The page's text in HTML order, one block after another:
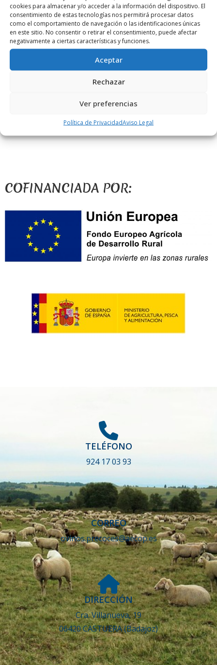
cookies para almacenar y/o acceder a la información del dispositivo. El
consentimiento de estas tecnologías nos permitirá procesar datos
como el comportamiento de navegación o las identificaciones únicas
en este sitio. No consentir o retirar el consentimiento, puede afectar
negativamente a ciertas características y funciones.
Aceptar
Rechazar
Ver preferencias
Política de PrivacidadAviso Legal
Meta
Registro
Acceder
Feed de comentarios
COFINANCIADA POR:
TELÉFONO
924 17 03 93
CORREO
ovinos.precoces@aecop.es
DIRECCIÓN
Cra. Villanueva, 19
06420 CASTUERA (Badajoz)